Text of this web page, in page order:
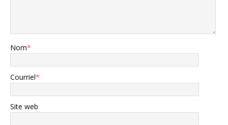
Nom*
Courriel*
Site web